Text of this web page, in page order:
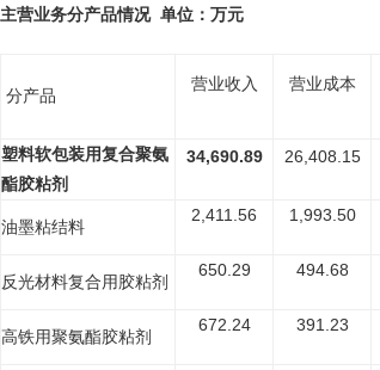
主营业务分产品情况 单位：万元
分产品
营业收入 营业成本
塑料软包装用复合聚氨
酯胶粘剂
34,690.89 26,408.15
油墨粘结料
2,411.56 1,993.50
反光材料复合用胶粘剂
650.29 494.68
高铁用聚氨酯胶粘剂
672.24 391.23